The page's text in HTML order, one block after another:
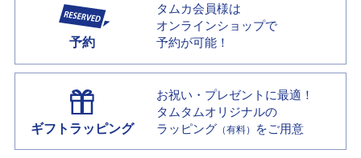
予約
タムカ会員様は
オンラインショップで
予約が可能！
ギフトラッピング
お祝い・プレゼントに最適！
タムタムオリジナルの
ラッピング （有料） をご用意